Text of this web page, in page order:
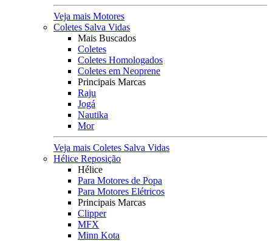
Veja mais Motores
Coletes Salva Vidas
Mais Buscados
Coletes
Coletes Homologados
Coletes em Neoprene
Principais Marcas
Raju
Jogá
Nautika
Mor
Veja mais Coletes Salva Vidas
Hélice Reposição
Hélice
Para Motores de Popa
Para Motores Elétricos
Principais Marcas
Clipper
MFX
Minn Kota